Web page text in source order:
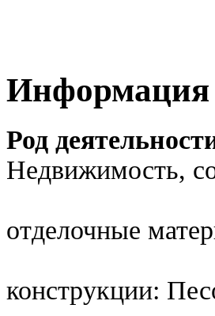
Информация
Род
Недвижимость,
отделочные
конструкции: